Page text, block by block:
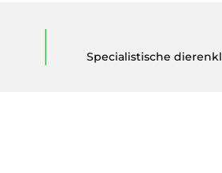
Specialistische